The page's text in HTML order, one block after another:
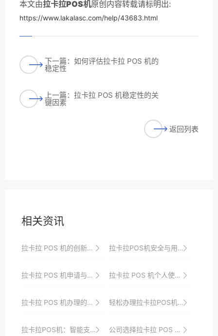
本文由拉卡拉POS机原创内容转载请标明出:
https://www.lakalasc.com/help/43683.html
下一篇：如何评估拉卡拉 POS 机的
稳定性
上一篇：拉卡拉 POS 机稳定性的关
键因素
返回列表
相关资讯
拉卡拉 POS 机的创新发展与市场需求的契合度 拉卡拉POS机安全与用户隐私保护
拉卡拉 POS 机申请与安装的高效协作方法 拉卡拉 POS 机个人使用的便捷性
拉卡拉 POS 机办理的资料准备指南 轻松办理拉卡拉POS机，防范支付风险，守护您的财富
拉卡拉POS机：智能支付的未来，商业运营的助力 公司选择拉卡拉 POS 机的战略意义